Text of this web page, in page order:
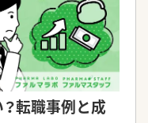
転職事例と成